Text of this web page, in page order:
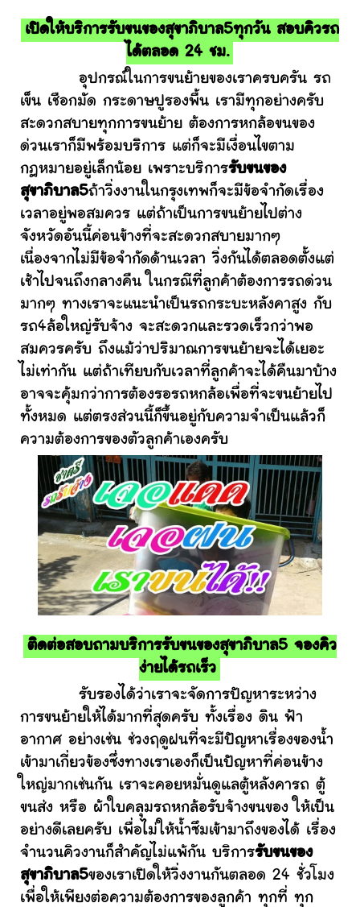
เปิดให้บริการรับขนของสุขาภิบาล5ทุกวัน สอบคิวรถ
ได้ตลอด 24 ชม.
อุปกรณ์ในการขนย้ายของเราครบครัน รถ
เข็น เชือกมัด กระดาษปูรองพื้น เรามีทุกอย่างครับ
สะดวกสบายทุกการขนย้าย ต้องการหกล้อขนของ
ด่วนเราก็มีพร้อมบริการ แต่ก็จะมีเงื่อนไขตาม
กฎหมายอยู่เล็กน้อย เพราะบริการรับขนของ
สุขาภิบาล5ถ้าวิ่งงานในกรุงเทพก็จะมีข้อจำกัดเรื่อง
เวลาอยู่พอสมควร แต่ถ้าเป็นการขนย้ายไปต่าง
จังหวัดอันนี้ค่อนข้างที่จะสะดวกสบายมากๆ
เนื่องจากไม่มีข้อจำกัดด้านเวลา วิ่งกันได้ตลอดตั้งแต่
เช้าไปจนถึงกลางคืน ในกรณีที่ลูกค้าต้องการรถด่วน
มากๆ ทางเราจะแนะนำเป็นรถกระบะหลังคาสูง กับ
รถ4ล้อใหญ่รับจ้าง จะสะดวกและรวดเร็วกว่าพอ
สมควรครับ ถึงแม้ว่าปริมาณการขนย้ายจะได้เยอะ
ไม่เท่ากัน แต่ถ้าเทียบกับเวลาที่ลูกค้าจะได้คืนมาบ้าง
อาจจะคุ้มกว่าการต้องรอรถหกล้อเพื่อที่จะขนย้ายไป
ทั้งหมด แต่ตรงส่วนนี้ก็ขึ้นอยู่กับความจำเป็นแล้วก็
ความต้องการของตัวลูกค้าเองครับ
ติดต่อสอบถามบริการรับขนของสุขาภิบาล5 จองคิว
ง่ายได้รถเร็ว
รับรองได้ว่าเราจะจัดการปัญหาระหว่าง
การขนย้ายให้ได้มากที่สุดครับ ทั้งเรื่อง ดิน ฟ้า
อากาศ อย่างเช่น ช่วงฤดูฝนที่จะมีปัญหาเรื่องของน้ำ
เข้ามาเกี่ยวข้องซึ่งทางเราเองก็เป็นปัญหาที่ค่อนข้าง
ใหญ่มากเช่นกัน เราจะคอยหมั่นดูแลตู้หลังคารถ ตู้
ขนส่ง หรือ ผ้าใบคลุมรถหกล้อรับจ้างขนของ ให้เป็น
อย่างดีเลยครับ เพื่อไม่ให้น้ำซึมเข้ามาถึงของได้ เรื่อง
จำนวนคิวงานก็สำคัญไม่แพ้กัน บริการรับขนของ
สุขาภิบาล5ของเราเปิดให้วิ่งงานกันตลอด 24 ชั่วโมง
เพื่อให้เพียงต่อความต้องการของลูกค้า ทุกที่ ทุก